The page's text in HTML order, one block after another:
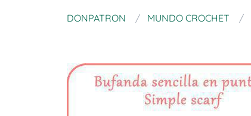
DONPATRON MUNDO CROCHET